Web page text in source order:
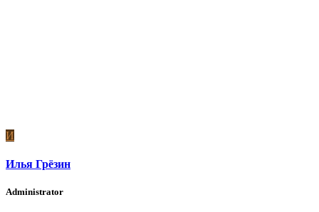
И
Илья Грёзин
Administrator